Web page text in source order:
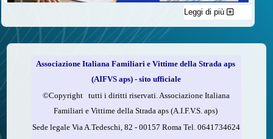
C'è un modo di contribuire alle attività dell’A.I.F.V.S. a favore
delle vittime della strada e per dare giustizia ai superstiti ed ai
loro familiari che non costa nulla: devolvere il 5 per mille della
Compila la scheda CUD o del modello 730.
Firma nel riquadro indicato come “Sostegno delle
organizzazioni non lucrative di utilità sociale, delle associazioni
Leggi di più
Associazione Italiana Familiari e Vittime della Strada aps
(AIFVS aps) - sito ufficiale
©​Copyright tutti i diritti riservati. Associazione Italiana
Familiari e Vittime della Strada aps (A.I.F.V.S. aps)
Sede legale Via A.Tedeschi, 82 - 00157 Roma Tel. 0641734624